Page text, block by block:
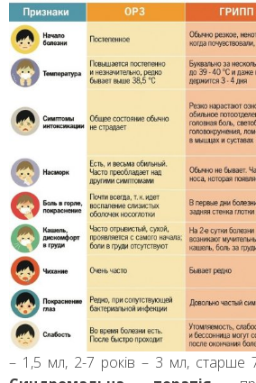
– 1,5 мл, 2-7 років – 3 мл, старше